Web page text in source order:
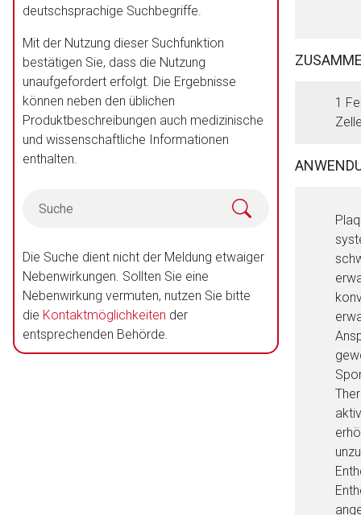
deutschsprachige Suchbegriffe.
Mit der Nutzung dieser Suchfunktion
bestätigen Sie, dass die Nutzung
unaufgefordert erfolgt. Die Ergebnisse
können neben den üblichen
Produktbeschreibungen auch medizinische
und wissenschaftliche Informationen
enthalten.
Die Suche dient nicht der Meldung etwaiger
Nebenwirkungen. Sollten Sie eine
Nebenwirkung vermuten, nutzen Sie bitte
die Kontaktmöglichkeiten der
entsprechenden Behörde.
1